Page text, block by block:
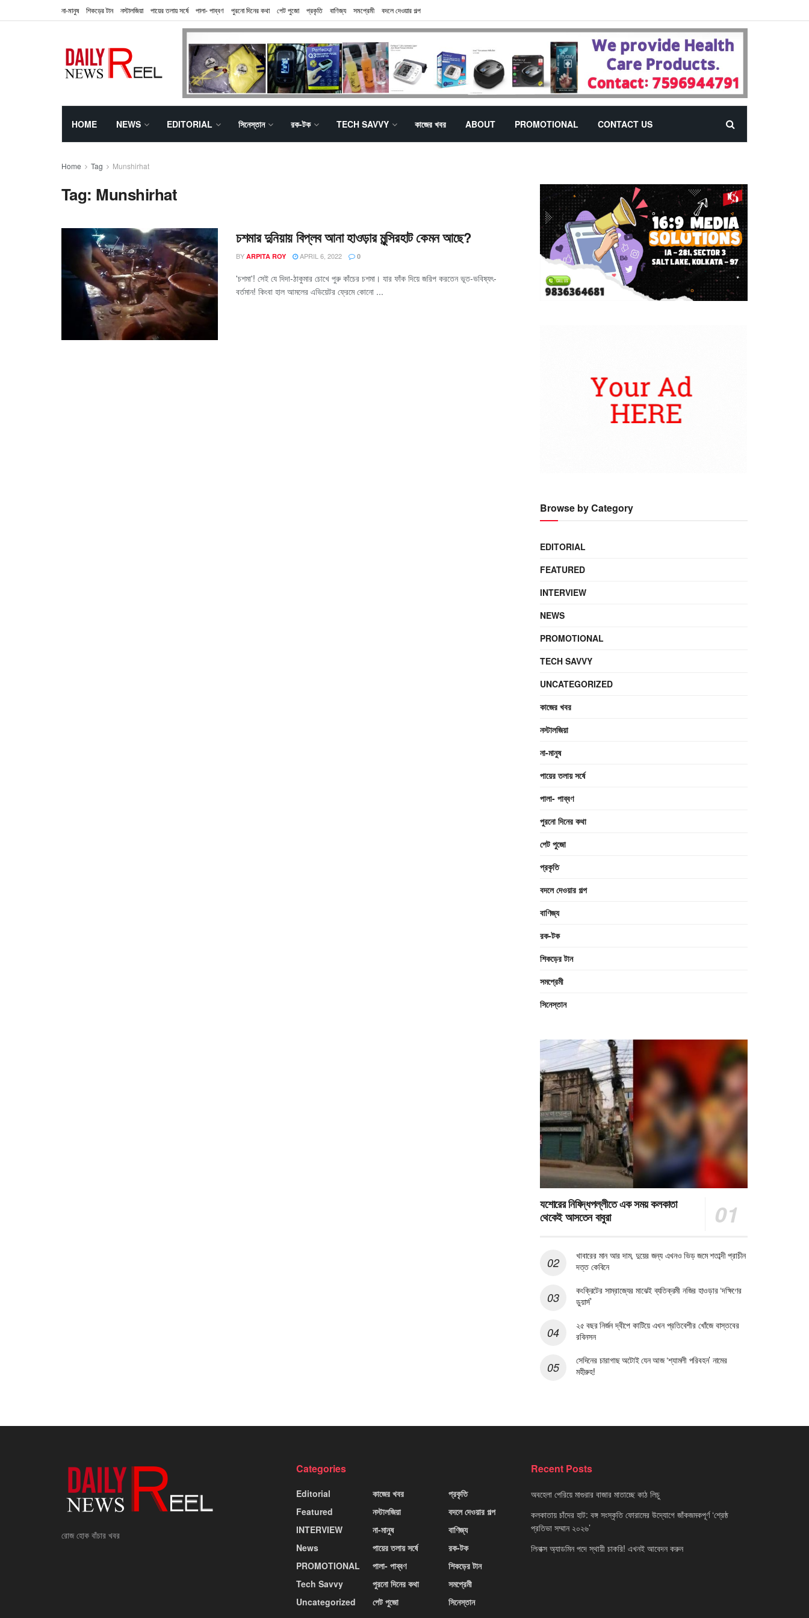
না-মানুষ শিকড়ের টান নস্টালজিয়া পায়ের তলায় সর্ষে পালা- পাব্বণ পুরনো দিনের কথা পেট পুজো প্রকৃতি বাণিজ্য সমপ্রেমী বদলে দেওয়ার গল্প
HOME NEWS EDITORIAL সিনেস্তান রক-টক TECH SAVVY কাজের খবর ABOUT PROMOTIONAL CONTACT US
Home Tag Munshirhat
Tag: Munshirhat
চশমার দুনিয়ায় বিপ্লব আনা হাওড়ার মুন্সিরহাট কেমন আছে?
BY ARPITA ROY APRIL 6, 2022 0
'চশমা'! সেই যে দিদা-ঠাকুমার চোখে পুরু কাঁচের চশমা। যার ফাঁক দিয়ে জরিপ করতেন ভূত-ভবিষ্যৎ-
বর্তমান! কিংবা হাল আমলের এভিয়েটর ফ্রেমে কোনো ...
Browse by Category
EDITORIAL
FEATURED
INTERVIEW
NEWS
PROMOTIONAL
TECH SAVVY
UNCATEGORIZED
কাজের খবর
নস্টালজিয়া
না-মানুষ
পায়ের তলায় সর্ষে
পালা- পাব্বণ
পুরনো দিনের কথা
পেট পুজো
প্রকৃতি
বদলে দেওয়ার গল্প
বাণিজ্য
রক-টক
শিকড়ের টান
সমপ্রেমী
সিনেস্তান
যশোরের নিষিদ্ধপল্লীতে এক সময় কলকাতা
থেকেই আসতেন বাবুরা
খাবারের মান আর দাম, দুয়ের জন্য এখনও ভিড় জমে শতাব্দী প্রাচীন
দত্ত কেবিনে
কংক্রিটের সাম্রাজ্যের মাঝেই ব্যতিক্রমী নজির হাওড়ার ‘দক্ষিণের
ডুয়ার্স’
২৫ বছর নির্জন দ্বীপে কাটিয়ে এখন প্রতিবেশীর খোঁজে বাস্তবের
রবিনসন
সেদিনের চারাগাছ অটোই যেন আজ ‘শ্যামলী পরিবহন’ নামের
মহীরুহ!
রোজ হোক বাঁচার খবর
Categories
Editorial
Featured
INTERVIEW
News
PROMOTIONAL
Tech Savvy
Uncategorized
কাজের খবর
নস্টালজিয়া
না-মানুষ
পায়ের তলায় সর্ষে
পালা- পাব্বণ
পুরনো দিনের কথা
পেট পুজো
প্রকৃতি
বদলে দেওয়ার গল্প
বাণিজ্য
রক-টক
শিকড়ের টান
সমপ্রেমী
সিনেস্তান
Recent Posts
অবহেলা পেরিয়ে মাগুরার বাজার মাতাচ্ছে কাঠ লিচু
কলকাতায় চাঁদের হাট: বঙ্গ সংস্কৃতি ফোরামের উদ্যোগে জাঁকজমকপূর্ণ ‘শ্রেষ্ঠ
প্রতিভা সম্মান ২০২৬’
লিনাক্স অ্যাডমিন পদে স্থায়ী চাকরি! এখনই আবেদন করুন